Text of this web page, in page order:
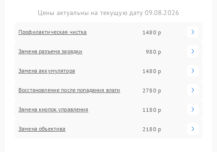
Цены актуальны на текущую дату 09.08.2026
Профилактическая чистка 1480 р
Замена разъема зарядки 980 р
Замена аккумулятора 1480 р
Восстановление после попадания влаги 2780 р
Замена кнопок управления 1180 р
Замена объектива 2180 р